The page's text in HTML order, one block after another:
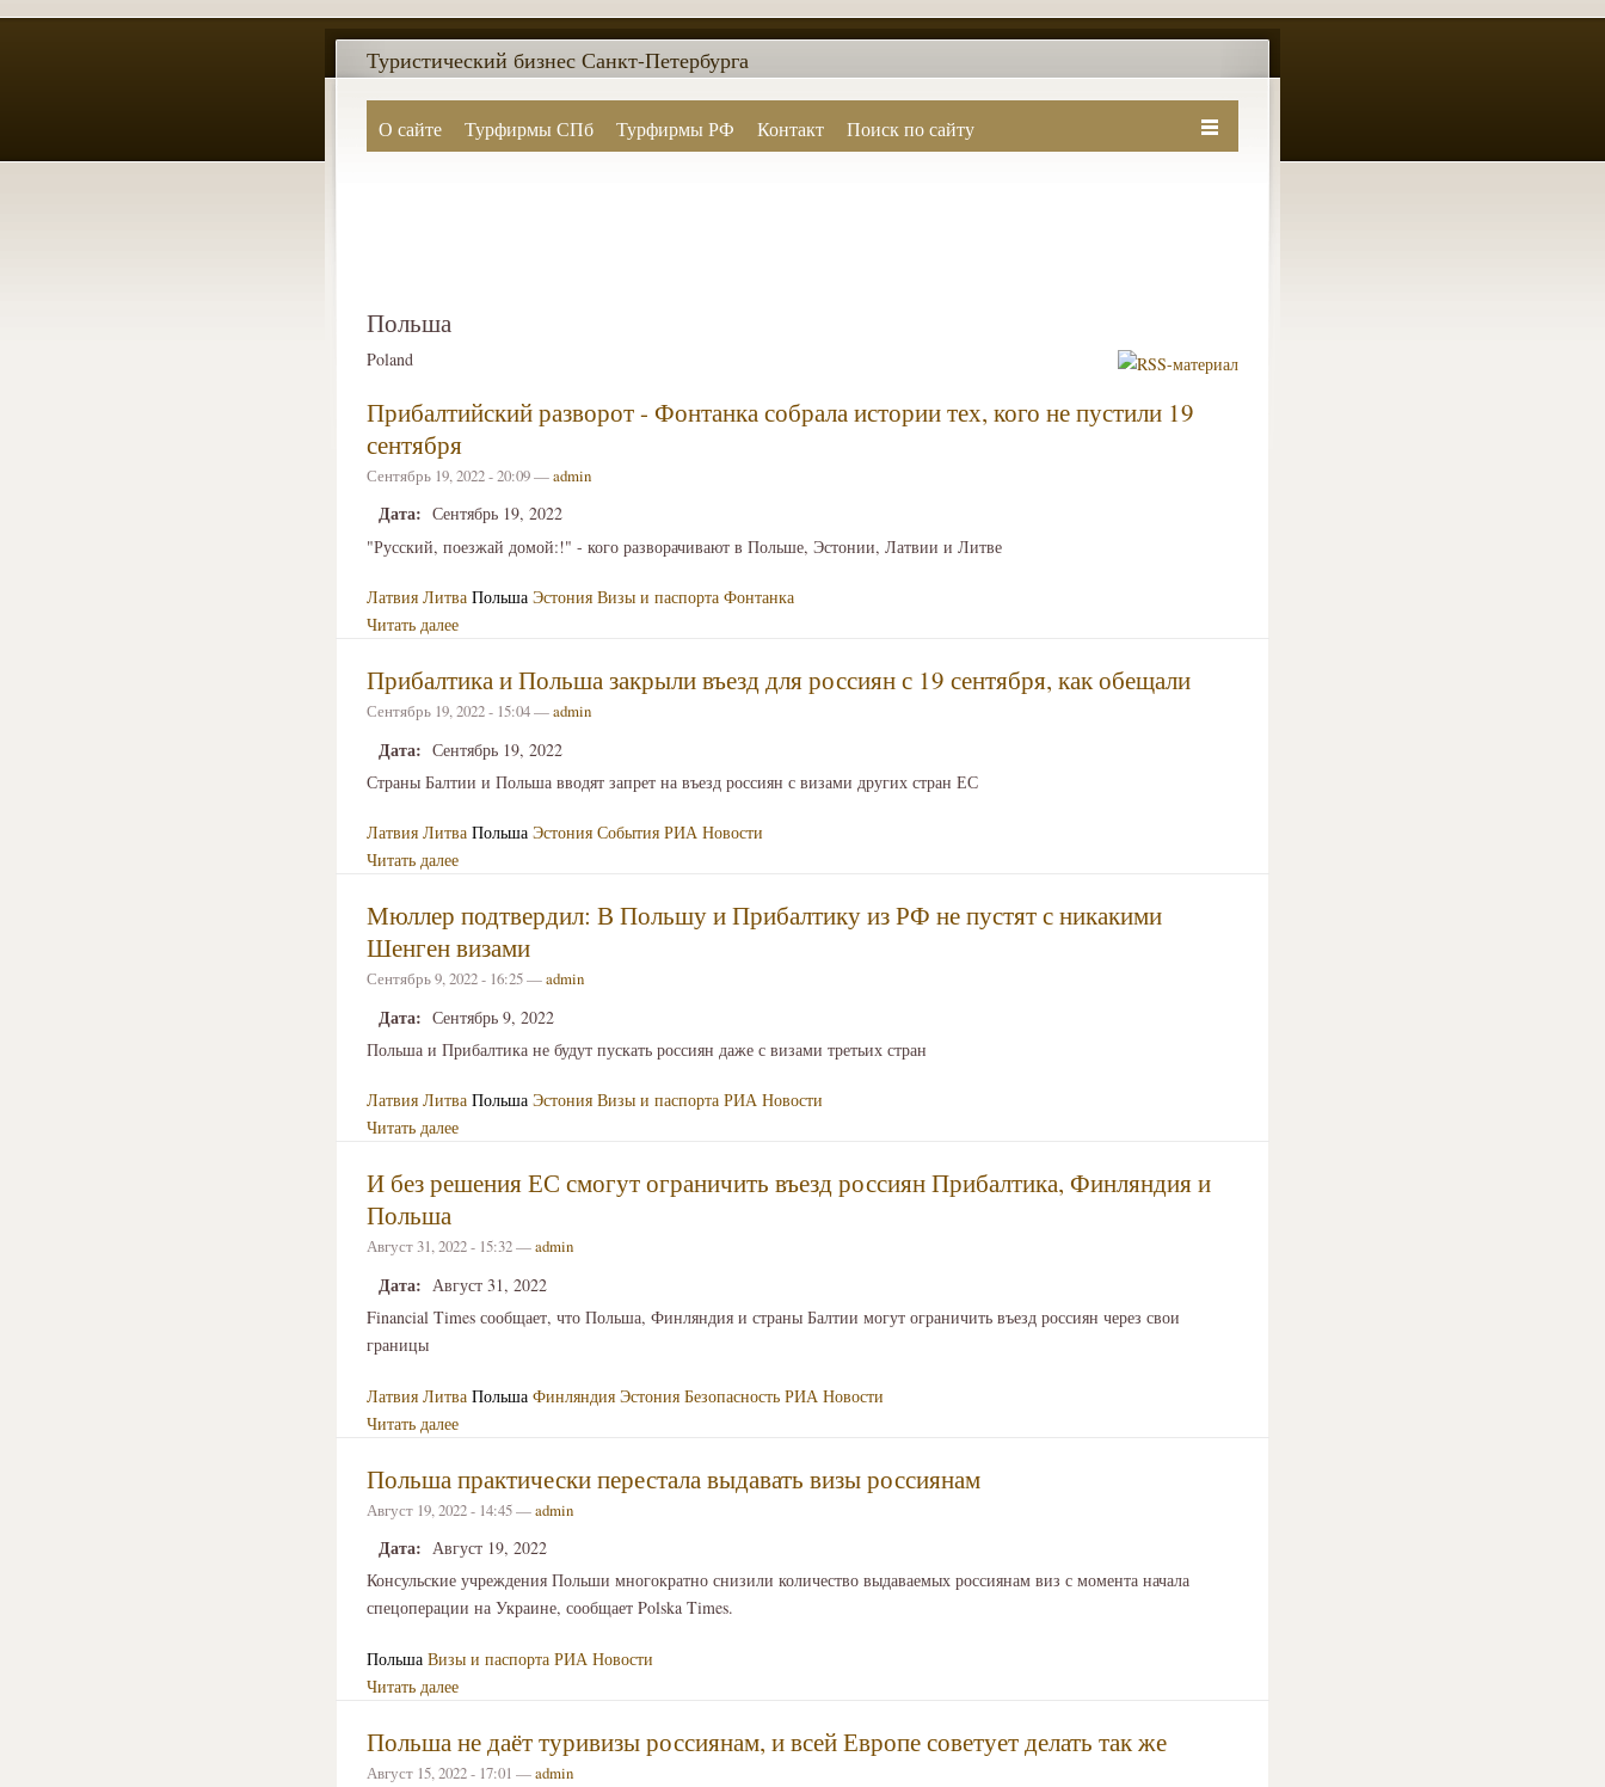
О сайте Турфирмы СПб Турфирмы РФ Контакт Поиск по сайту
Туристический бизнес Санкт-Петербурга
Польша
Poland
Прибалтийский разворот - Фонтанка собрала истории тех, кого не пустили 19
сентября
Сентябрь 19, 2022 - 20:09 —admin
Дата: Сентябрь 19, 2022
"Русский, поезжай домой:!" - кого разворачивают в Польше, Эстонии, Латвии и Литве
Латвия Литва Польша Эстония Визы и паспорта Фонтанка
Читать далее
Прибалтика и Польша закрыли въезд для россиян с 19 сентября, как обещали
Сентябрь 19, 2022 - 15:04 —admin
Дата: Сентябрь 19, 2022
Страны Балтии и Польша вводят запрет на въезд россиян с визами других стран ЕС
Латвия Литва Польша Эстония События РИА Новости
Читать далее
Мюллер подтвердил: В Польшу и Прибалтику из РФ не пустят с никакими
Шенген визами
Сентябрь 9, 2022 - 16:25 —admin
Дата: Сентябрь 9, 2022
Польша и Прибалтика не будут пускать россиян даже с визами третьих стран
Латвия Литва Польша Эстония Визы и паспорта РИА Новости
Читать далее
И без решения ЕС смогут ограничить въезд россиян Прибалтика, Финляндия и
Польша
Август 31, 2022 - 15:32 —admin
Дата: Август 31, 2022
Financial Times сообщает, что Польша, Финляндия и страны Балтии могут ограничить въезд россиян через свои
границы
Латвия Литва Польша Финляндия Эстония Безопасность РИА Новости
Читать далее
Польша практически перестала выдавать визы россиянам
Август 19, 2022 - 14:45 —admin
Дата: Август 19, 2022
Консульские учреждения Польши многократно снизили количество выдаваемых россиянам виз с момента начала
спецоперации на Украине, сообщает Polska Times.
Польша Визы и паспорта РИА Новости
Читать далее
Польша не даёт туривизы россиянам, и всей Европе советует делать так же
Август 15, 2022 - 17:01 —admin